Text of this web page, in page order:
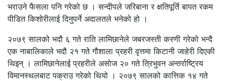
भराउने फैसला पनि गरेको छ । सन्दीपले जरिबाना र क्षतिपूर्ति बापत रकम
पीडित किशोरीलाई दिनुपर्ने अदालतले भनेको हो ।
२०७९ सालको भदौ ६ गते राति लामिछानेले जबरजस्ती करणी गरेको भन्दै
एक नाबालिकाले भदौ २१ गते गौशाला प्रहरी वृत्तमा किटानी जाहेरी दिएकी
थिइन् । लामिछानेलाई प्रहरीले असोज २० गते त्रिभुवन अन्तर्राष्ट्रिय
विमानस्थलबाट पक्राउ गरेको थियो । २०७९ सालको कात्तिक १४ गते